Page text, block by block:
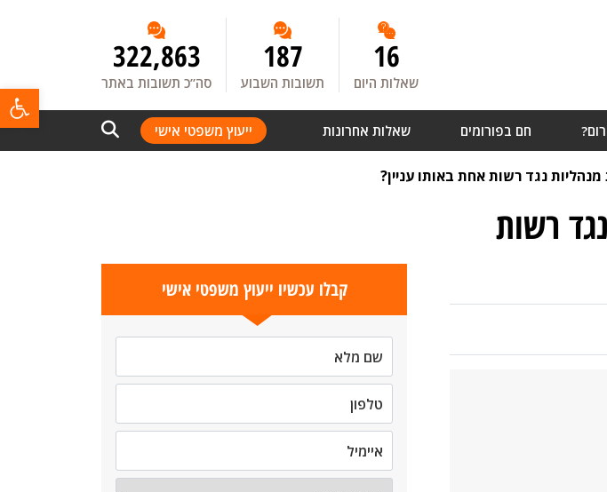
16
שאלות היום
187
תשובות השבוע
322,863
סה”כ תשובות באתר
חם בפורומים שאלות אחרונות ייעוץ משפטי אישי
נגד רשות אחת באותו עניין?
רשות
קבלו עכשיו ייעוץ משפטי אישי